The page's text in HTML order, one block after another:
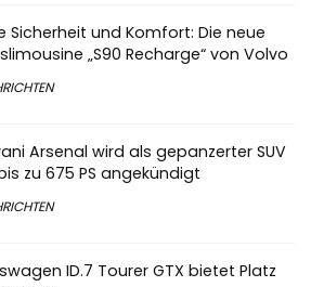
Sicherheit und Komfort: Die neue
„S90 Recharge“ von Volvo
Arsenal wird als gepanzerter SUV
zu 675 PS angekündigt
ID.7 Tourer GTX bietet Platz